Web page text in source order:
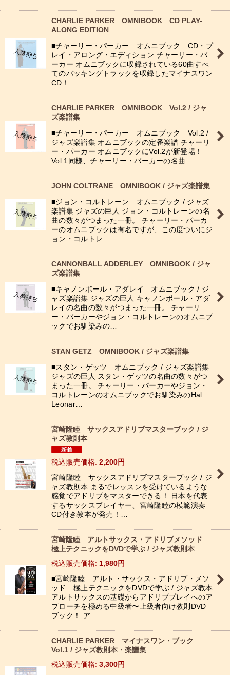
CHARLIE PARKER OMNIBOOK CD PLAY-
ALONG EDITION
■チャーリー・パーカー オムニブック CD・プ
レイ・アロング・エディション チャーリー・パ
ーカー オムニブックに収録されている60曲すべ
てのバッキングトラックを収録したマイナスワン
CD！ …
CHARLIE PARKER OMNIBOOK Vol.2 / ジャ
ズ楽譜集
■チャーリー・パーカー オムニブック Vol.2 /
ジャズ楽譜集 オムニブックの定番楽譜 チャーリ
ー・パーカー オムニブックにVol.2が新登場！
Vol.1同様、チャーリー・パーカーの名曲…
JOHN COLTRANE OMNIBOOK / ジャズ楽譜集
■ジョン・コルトレーン オムニブック / ジャズ
楽譜集 ジャズの巨人 ジョン・コルトレーンの名
曲の数々がつまった一冊。 チャーリー・パーカ
ーのオムニブックは有名ですが、この度ついにジ
ョン・コルトレ…
CANNONBALL ADDERLEY OMNIBOOK / ジャ
ズ楽譜集
■キャノンボール・アダレイ オムニブック / ジ
ャズ楽譜集 ジャズの巨人 キャノンボール・アダ
レイの名曲の数々がつまった一冊。 チャーリ
ー・パーカーやジョン・コルトレーンのオムニブ
ックでお馴染みの…
STAN GETZ OMNIBOOK / ジャズ楽譜集
■スタン・ゲッツ オムニブック / ジャズ楽譜集
ジャズの巨人 スタン・ゲッツの名曲の数々がつ
まった一冊。 チャーリー・パーカーやジョン・
コルトレーンのオムニブックでお馴染みのHal
Leonar…
宮崎隆睦 サックスアドリブマスターブック / ジ
ャズ教則本
税込 : 2,200円
宮崎隆睦 サックスアドリブマスターブック / ジ
ャズ教則本 まるでレッスンを受けているような
感覚でアドリブをマスターできる！ 日本を代表
するサックスプレイヤー、宮崎隆睦の模範演奏
CD付き教本が発売！…
宮崎隆睦 アルトサックス・アドリブメソッド
極上テクニックをDVDで学ぶ / ジャズ教則本
税込
: 1,980円
■宮崎隆睦 アルト・サックス・アドリブ・メソ
ッド 極上テクニックをDVDで学ぶ / ジャズ教本
アルトサックスの基礎からアドリブプレイへのア
プローチを極める中級者〜上級者向け教則DVD
ブック！ ア…
CHARLIE PARKER マイナスワン・ブック
Vol.1 / ジャズ教則本・楽譜集
税込
: 3,300円